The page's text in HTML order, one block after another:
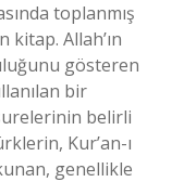
toplanmış
kitap. Allah’ın
gösteren
bir
belirli
Kur’an-ı
genellikle